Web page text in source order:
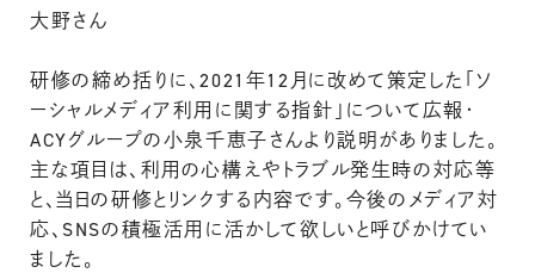
大野さん
研修の締め括りに、2021年12月に改めて策定した「ソ
ーシャルメディア利用に関する指針」について広報・
ACYグループの小泉千恵子さんより説明がありました。
主な項目は、利用の心構えやトラブル発生時の対応等
と、当日の研修とリンクする内容です。今後のメディア対
応、SNSの積極活用に活かして欲しいと呼びかけてい
ました。